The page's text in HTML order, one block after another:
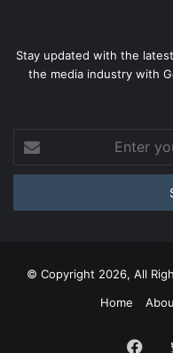
Stay updated with the
the media industry with
your
Email
© Copyright 2026, All
Home